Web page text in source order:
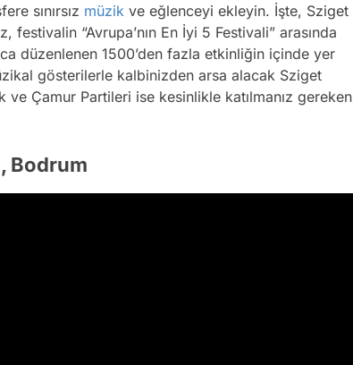
sınırsız müzik ve eğlenceyi ekleyin. İşte, Sziget
festivalin “Avrupa’nın En İyi 5 Festivali” arasında
düzenlenen 1500’den fazla etkinliğin içinde yer
gösterilerle kalbinizden arsa alacak Sziget
ve Çamur Partileri ise kesinlikle katılmanız gereken
Bodrum